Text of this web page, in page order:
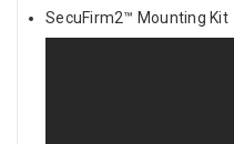
SecuFirm2™ Mounting Kit